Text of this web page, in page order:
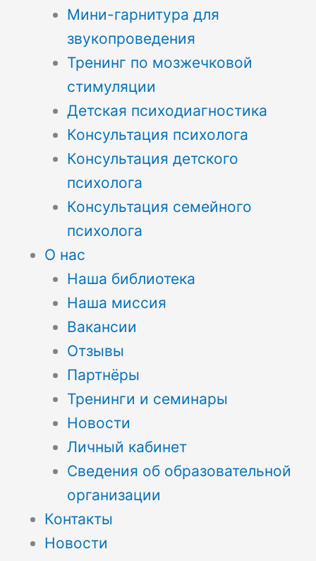
Мини-гарнитура для
звукопроведения
Тренинг по мозжечковой
стимуляции
Детская психодиагностика
Консультация психолога
Консультация детского
психолога
Консультация семейного
психолога
О нас
Наша библиотека
Наша миссия
Вакансии
Отзывы
Партнёры
Тренинги и семинары
Новости
Личный кабинет
Сведения об образовательной
организации
Контакты
Новости